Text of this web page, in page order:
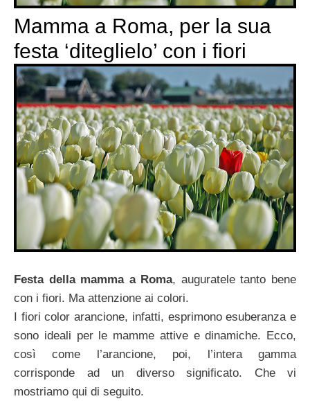
Mamma a Roma, per la sua
festa ‘diteglielo’ con i fiori
Festa della mamma a Roma, auguratele tanto bene
con i fiori. Ma attenzione ai colori.
I fiori color arancione, infatti, esprimono esuberanza e
sono ideali per le mamme attive e dinamiche. Ecco,
così come l’arancione, poi, l’intera gamma
corrisponde ad un diverso significato. Che vi
mostriamo qui di seguito.